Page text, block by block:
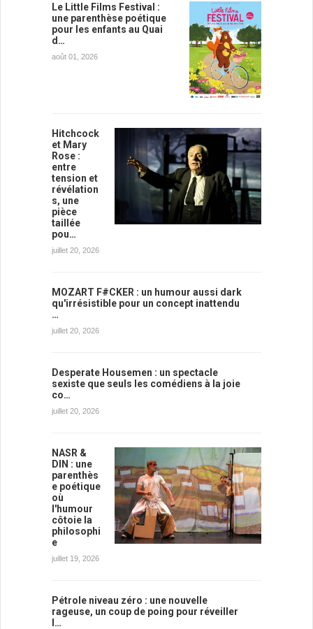
Le Little Films Festival :
une parenthèse poétique
pour les enfants au Quai
d…
août 01, 2026
Hitchcock
et Mary
Rose :
entre
tension et
révélation
s, une
pièce
taillée
pou…
juillet 20, 2026
MOZART F#CKER : un humour aussi dark
qu'irrésistible pour un concept inattendu
…
juillet 20, 2026
Desperate Housemen : un spectacle
sexiste que seuls les comédiens à la joie
co…
juillet 20, 2026
NASR &
DIN : une
parenthès
e poétique
où
l'humour
côtoie la
philosophi
e
juillet 19, 2026
Pétrole niveau zéro : une nouvelle
rageuse, un coup de poing pour réveiller
l…